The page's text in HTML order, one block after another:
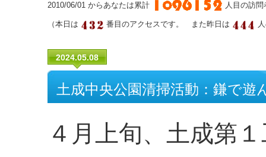
2010/06/01 からあなたは累計 人目の訪
（本日は 番目のアクセスです。 また昨日は
2024.05.08
土成中央公園清掃活動：鎌で遊
４月上旬、土成第